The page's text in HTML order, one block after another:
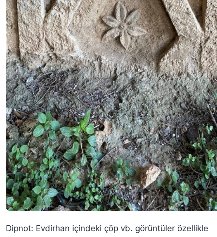
Dipnot: Evdirhan içindeki çöp vb. görüntüler özellikle